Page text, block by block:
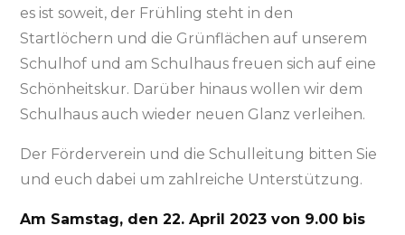
es ist soweit, der Frühling steht in den
Startlöchern und die Grünflächen auf unserem
Schulhof und am Schulhaus freuen sich auf eine
Schönheitskur. Darüber hinaus wollen wir dem
Schulhaus auch wieder neuen Glanz verleihen.
Der Förderverein und die Schulleitung bitten Sie
und euch dabei um zahlreiche Unterstützung.
Am Samstag, den 22. April 2023 von 9.00 bis